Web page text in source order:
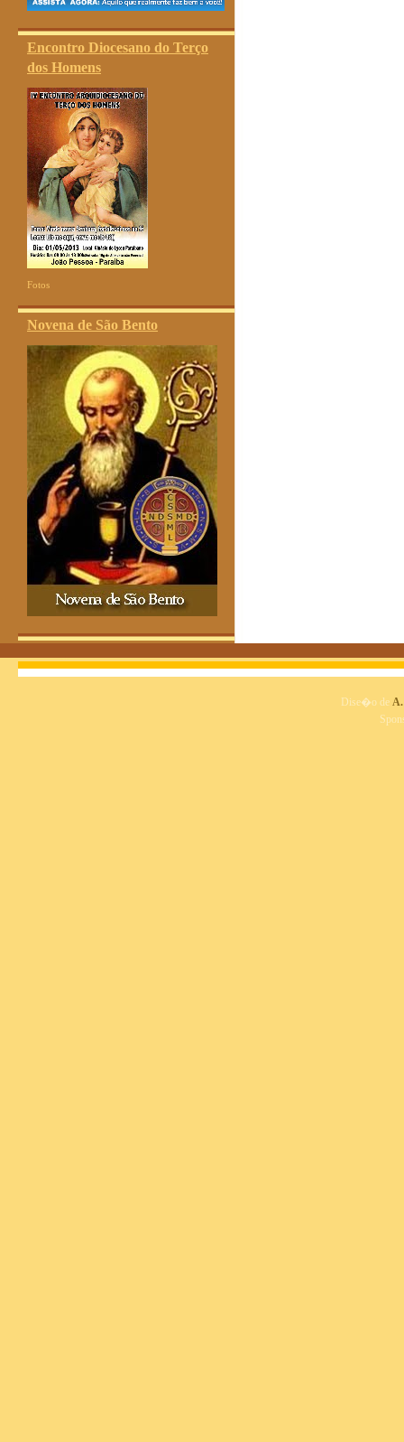
Encontro Diocesano do Terço
dos Homens
Fotos
Novena de São Bento
Dise�o de